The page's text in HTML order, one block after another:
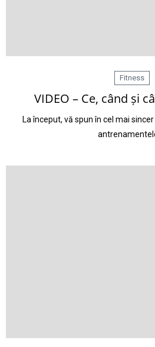
Fitness
VIDEO – Ce, când și
La început, vă spun în cel mai